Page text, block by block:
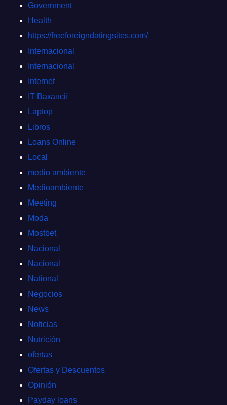
Government
Health
https://freeforeigndatingsites.com/
Internacional
Internacional
Internet
IT Вакансії
Laptop
Libros
Loans Online
Local
medio ambiente
Medioambiente
Meeting
Moda
Mostbet
Nacional
Nacional
National
Negocios
News
Noticias
Nutrición
ofertas
Ofertas y Descuentos
Opinión
Payday loans